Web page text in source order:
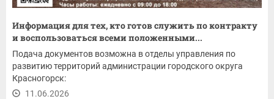
Информация для тех, кто готов служить по контракту
и воспользоваться всеми положенными...
Подача документов возможна в отделы управления по
развитию территорий администрации городского округа
Красногорск:
11.06.2026